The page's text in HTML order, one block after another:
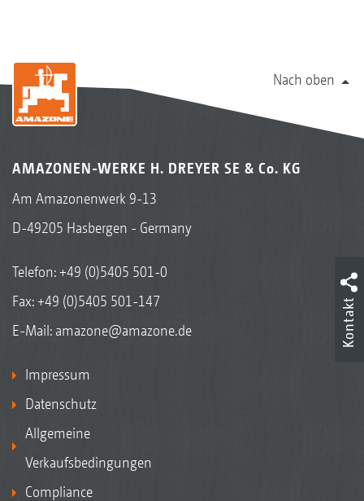
Nach oben
AMAZONEN-WERKE H. DREYER SE & Co. KG
Am Amazonenwerk 9-13
D-49205 Hasbergen - Germany
Telefon:+49 (0)5405 501-0
Fax: +49 (0)5405 501-147
E-Mail: amazone@amazone.de
Impressum
Datenschutz
Allgemeine
Verkaufsbedingungen
Compliance
Kontakt